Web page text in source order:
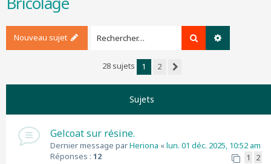
Nouveau sujet Rechercher
28 sujets 1
2
Sujets
Gelcoat sur résine.
Dernier message parHeriona «lun. 01 déc. 2025, 10:52 am
Réponses : 12 1 2